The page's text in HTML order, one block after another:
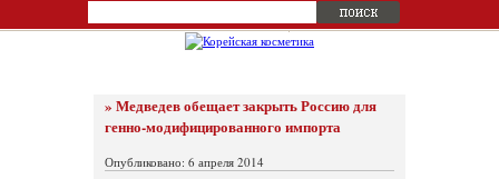
» Медведев обещает закрыть Россию для
генно-модифицированного импорта
Опубликовано: 6 апреля 2014